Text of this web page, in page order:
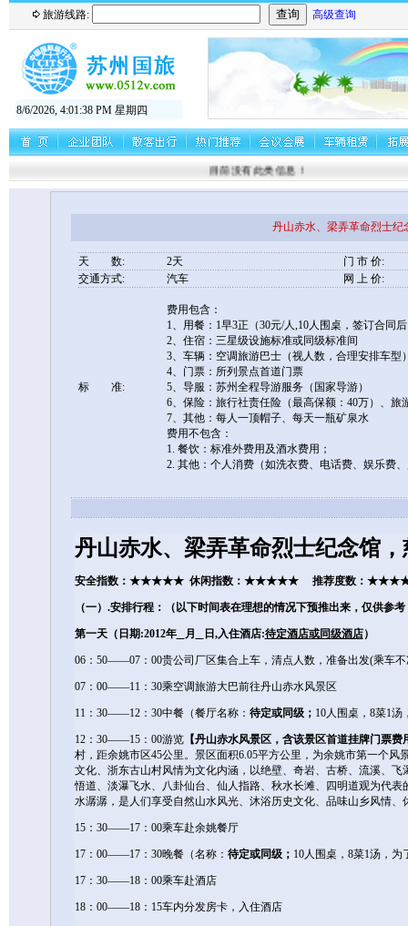
旅游线路: 高级查询
8/6/2026, 4:01:39 PM 星期四
目前没有此类信息！
丹山赤水、梁弄革命烈士纪
天 数: 2天
门 市 价:
交通方式:
汽车 网 上 价:
标 准:
费用包含：
1、用餐：1早3正（30元/人,10人围桌，签订合同
2、住宿：三星级设施标准或同级标准间
3、车辆：空调旅游巴士（视人数，合理安排车型
4、门票：所列景点首道门票
5、导服：苏州全程导游服务（国家导游）
6、保险：旅行社责任险（最高保额：40万）、
7、其他：每人一顶帽子、每天一瓶矿泉水
费用不包含：
1. 餐饮：标准外费用及酒水费用；
2. 其他：个人消费（如洗衣费、电话费、娱乐费
丹山赤水、梁弄革命烈士纪念馆
安全指数： ★★★★★ 休闲指数： ★★★★★ 推荐度数：
（一）.安排行程： （以下时间表在理想的情况下预推出来，仅供参
第一天（日期:2012年 月 日,入住酒店:待定酒店或同级酒店）
06：50――07：00贵公司厂区集合上车，清点人数，准备出发(乘车
07：00――11：30乘空调旅游大巴前往丹山赤水风景区
11：30――12：30中餐（餐厅名称： 待定或同级； 10人围桌，8菜1
12：30――15：00游览【丹山赤水风景区，含该景区首道挂牌门票费
村，距余姚市区45公里。景区面积6.05平方公里，为余姚市第一个
文化、浙东古山村风情为文化内涵，以绝壁、奇岩、古桥、流溪、
悟道、淡瀑飞水、八卦仙台、仙人指路、秋水长滩、四明道观为代
水潺潺，是人们享受自然山水风光、沐浴历史文化、品味山乡风情、
15：30――17：00乘车赴余姚餐厅
17：00――17：30晚餐（名称： 待定或同级； 10人围桌，8菜1汤，
17：30――18：00乘车赴酒店
18：00――18：15车内分发房卡，入住酒店